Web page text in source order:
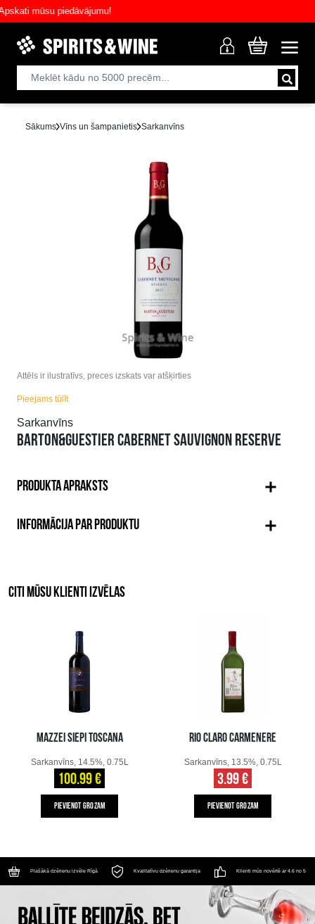
mūsu piedāvājumu!
Sākums Vīns un šampanietis Sarkanvīns
Attēls ir ilustratīvs, preces izskats var atšķirties
Pieejams tūlīt
Sarkanvīns
BARTON&GUESTIER CABERNET SAUVIGNON RESERVE
PRODUKTA APRAKSTS
INFORMĀCIJA PAR PRODUKTU
CITI MŪSU KLIENTI IZVĒLAS
MAZZEI SIEPI TOSCANA
Sarkanvīns, 14.5%, 0.75L
100.99 €
PIEVIENOT GROZAM
RIO CLARO CARMENERE
Sarkanvīns, 13.5%, 0.75L
3.99 €
PIEVIENOT GROZAM
Plašākā dzērienu izvēle Rīgā Kvalitatīvu dzērienu garantija Klienti mūs novērtē ar 4.6 no 5